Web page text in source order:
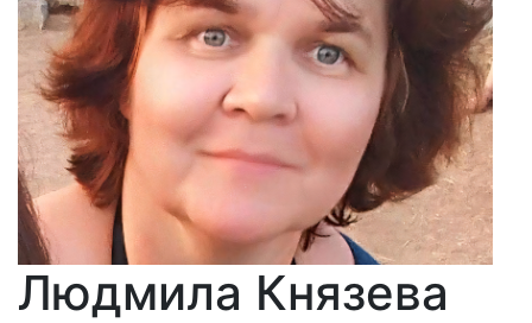
Людмила Князева